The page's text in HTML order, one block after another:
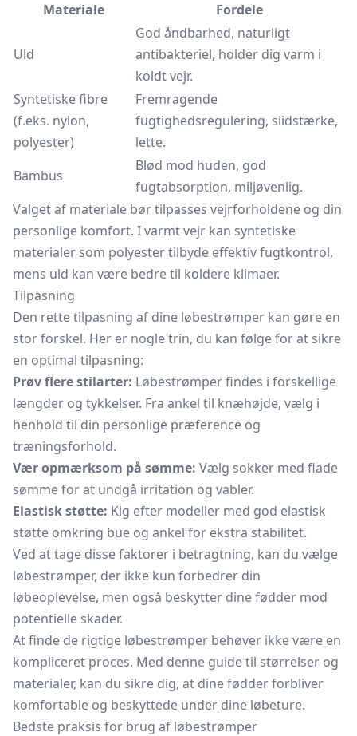
Materiale
Fordele
Uld
God åndbarhed, naturligt
antibakteriel, holder dig varm i
koldt vejr.
Syntetiske fibre
(f.eks. nylon,
polyester)
Fremragende
fugtighedsregulering, slidstærke,
lette.
Bambus
Blød mod huden, god
fugtabsorption, miljøvenlig.
Valget af materiale bør tilpasses vejrforholdene og din
personlige komfort. I varmt vejr kan syntetiske
materialer som polyester tilbyde effektiv fugtkontrol,
mens uld kan være bedre til koldere klimaer.
Tilpasning
Den rette tilpasning af dine løbestrømper kan gøre en
stor forskel. Her er nogle trin, du kan følge for at sikre
en optimal tilpasning:
Prøv flere stilarter: Løbestrømper findes i forskellige
længder og tykkelser. Fra ankel til knæhøjde, vælg i
henhold til din personlige præference og
træningsforhold.
Vær opmærksom på sømme: Vælg sokker med flade
sømme for at undgå irritation og vabler.
Elastisk støtte: Kig efter modeller med god elastisk
støtte omkring bue og ankel for ekstra stabilitet.
Ved at tage disse faktorer i betragtning, kan du vælge
løbestrømper, der ikke kun forbedrer din
løbeoplevelse, men også beskytter dine fødder mod
potentielle skader.
At finde de rigtige løbestrømper behøver ikke være en
kompliceret proces. Med denne guide til størrelser og
materialer, kan du sikre dig, at dine fødder forbliver
komfortable og beskyttede under dine løbeture.
Bedste praksis for brug af løbestrømper